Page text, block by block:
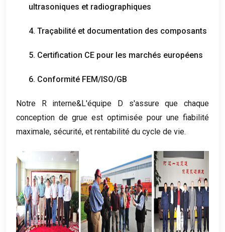
ultrasoniques et radiographiques
4. Traçabilité et documentation des composants
5. Certification CE pour les marchés européens
6. Conformité FEM/ISO/GB
Notre R interne&L'équipe D s'assure que chaque
conception de grue est optimisée pour une fiabilité
maximale, sécurité, et rentabilité du cycle de vie.